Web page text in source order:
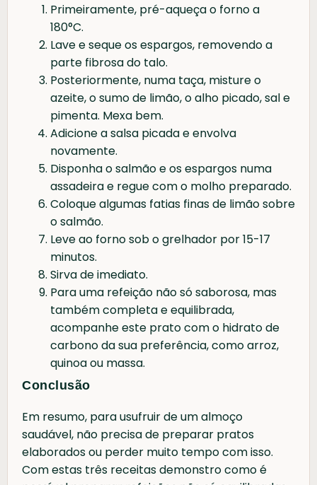
Primeiramente, pré-aqueça o forno a
180°C.
Lave e seque os espargos, removendo a
parte fibrosa do talo.
Posteriormente, numa taça, misture o
azeite, o sumo de limão, o alho picado, sal e
pimenta. Mexa bem.
Adicione a salsa picada e envolva
novamente.
Disponha o salmão e os espargos numa
assadeira e regue com o molho preparado.
Coloque algumas fatias finas de limão sobre
o salmão.
Leve ao forno sob o grelhador por 15-17
minutos.
Sirva de imediato.
Para uma refeição não só saborosa, mas
também completa e equilibrada,
acompanhe este prato com o hidrato de
carbono da sua preferência, como arroz,
quinoa ou massa.
Conclusão
Em resumo, para usufruir de um almoço
saudável, não precisa de preparar pratos
elaborados ou perder muito tempo com isso.
Com estas três receitas demonstro como é